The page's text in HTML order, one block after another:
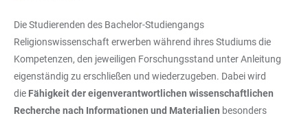
Die Studierenden des Bachelor-Studiengangs
Religionswissenschaft erwerben während ihres Studiums die
Kompetenzen, den jeweiligen Forschungsstand unter Anleitung
eigenständig zu erschließen und wiederzugeben. Dabei wird
die Fähigkeit der eigenverantwortlichen wissenschaftlichen
Recherche nach Informationen und Materialien besonders